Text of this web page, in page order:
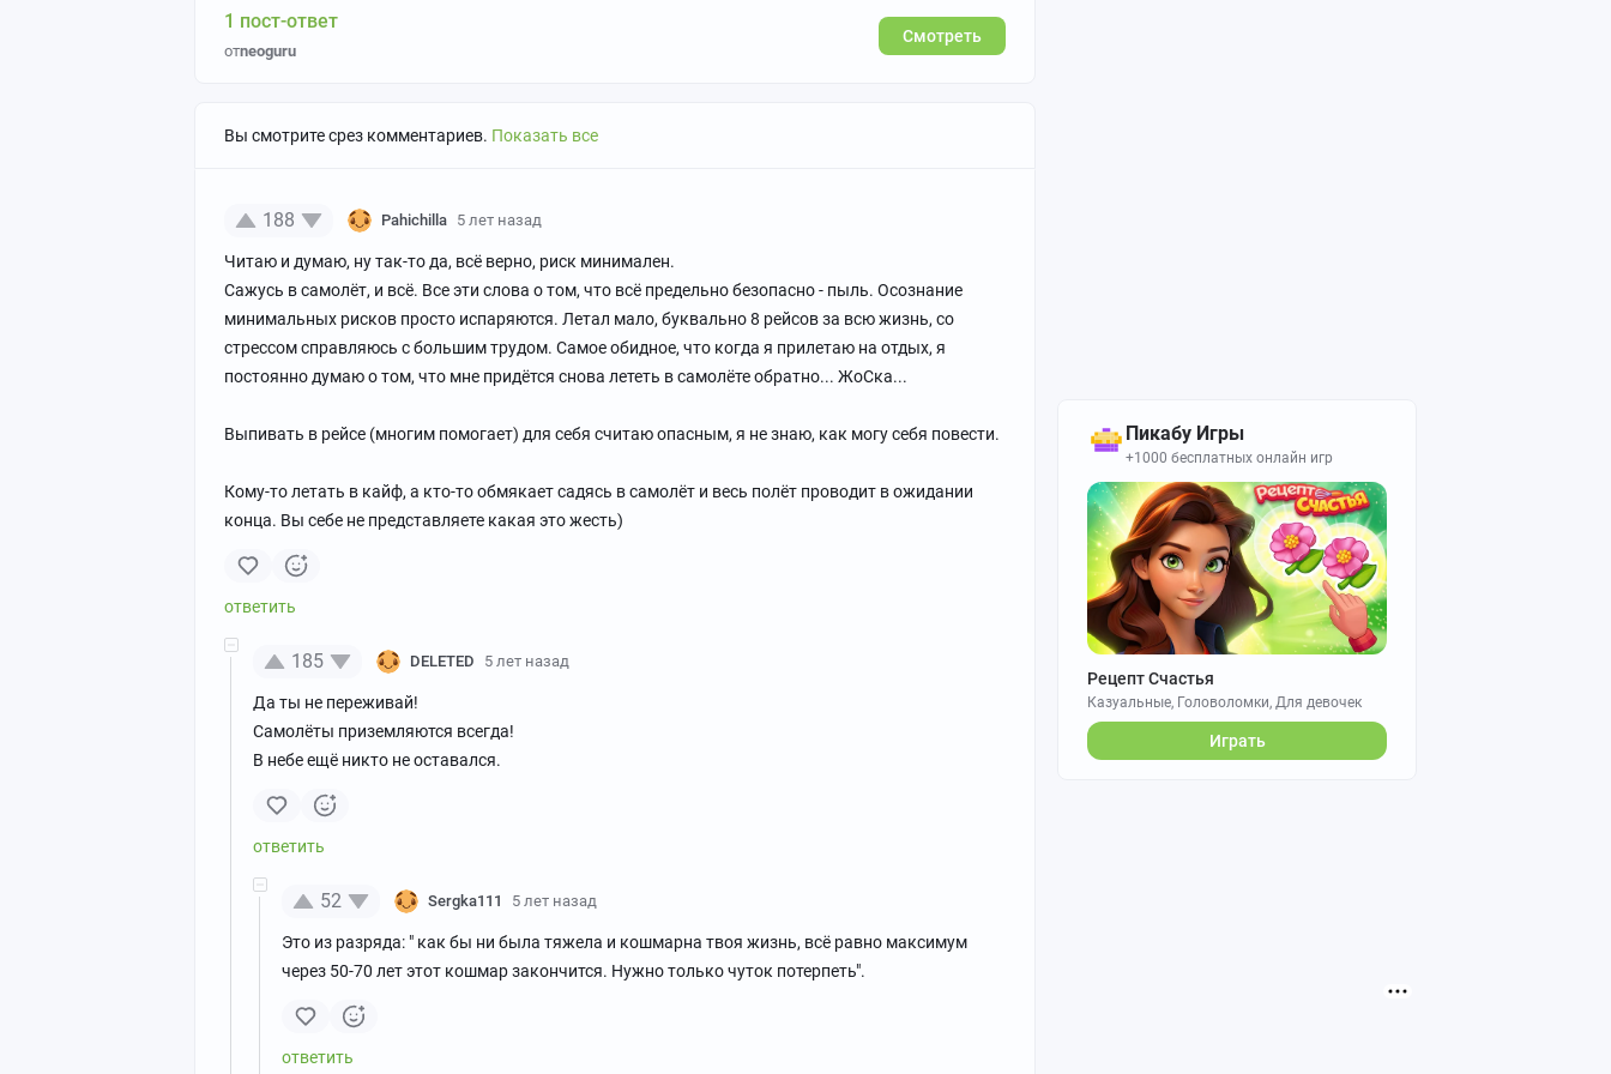
Пикабу Игры
+1000 бесплатных онлайн игр
Рецепт Счастья
Казуальные, Головоломки, Для девочек
Играть
1 пост-ответ
отneoguru
Смотреть
Вы смотрите срез комментариев. Показать все
188 Pahichilla 5 лет назад
Читаю и думаю, ну так-то да, всё верно, риск минимален.
Сажусь в самолёт, и всё. Все эти слова о том, что всё предельно безопасно - пыль. Осознание
минимальных рисков просто испаряются. Летал мало, буквально 8 рейсов за всю жизнь, со
стрессом справляюсь с большим трудом. Самое обидное, что когда я прилетаю на отдых, я
постоянно думаю о том, что мне придётся снова лететь в самолёте обратно... ЖоСка...
Выпивать в рейсе (многим помогает) для себя считаю опасным, я не знаю, как могу себя повести.
Кому-то летать в кайф, а кто-то обмякает садясь в самолёт и весь полёт проводит в ожидании
конца. Вы себе не представляете какая это жесть)
185 DELETED 5 лет назад
Да ты не переживай!
Самолёты приземляются всегда!
В небе ещё никто не оставался.
52 Sergka111 5 лет назад
Это из разряда: " как бы ни была тяжела и кошмарна твоя жизнь, всё равно максимум
через 50-70 лет этот кошмар закончится. Нужно только чуток потерпеть".